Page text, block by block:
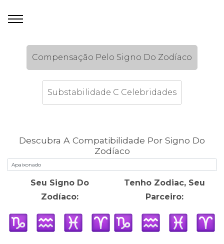
Compensação Pelo Signo Do Zodíaco
Substabilidade C Celebridades
Descubra A Compatibilidade Por Signo Do
Zodíaco
Seu Signo Do
Zodíaco:
Tenho Zodiac, Seu
Parceiro: